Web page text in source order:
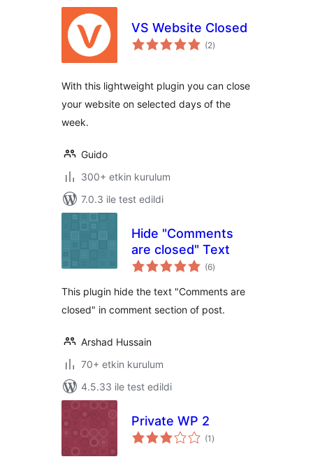
VS Website Closed
(2toplam
puan
)
With this lightweight plugin you can close
your website on selected days of the
week.
Guido
300+ etkin kurulum
7.0.3 ile test edildi
Hide "Comments
are closed" Text
(6toplam
puan
)
This plugin hide the text "Comments are
closed" in comment section of post.
Arshad Hussain
70+ etkin kurulum
4.5.33 ile test edildi
Private WP 2
(1 toplam
puan
)